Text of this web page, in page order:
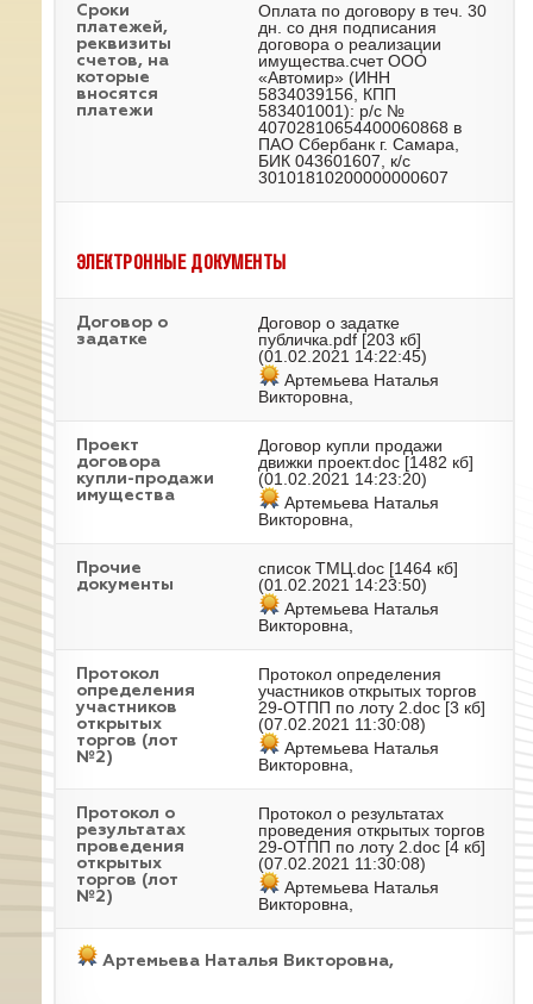
Сроки
платежей,
реквизиты
счетов, на
которые
вносятся
платежи
Оплата по договору в теч. 30
дн. со дня подписания
договора о реализации
имущества.счет ООО
«Автомир» (ИНН
5834039156, КПП
583401001): р/с №
40702810654400060868 в
ПАО Сбербанк г. Самара,
БИК 043601607, к/с
30101810200000000607
ЭЛЕКТРОННЫЕ ДОКУМЕНТЫ
Договор о
задатке
Договор о задатке
публичка.pdf [203 кб]
(01.02.2021 14:22:45)
Артемьева Наталья
Викторовна,
Проект
договора
купли-продажи
имущества
Договор купли продажи
движки проект.doc [1482 кб]
(01.02.2021 14:23:20)
Артемьева Наталья
Викторовна,
Прочие
документы
список ТМЦ.doc [1464 кб]
(01.02.2021 14:23:50)
Артемьева Наталья
Викторовна,
Протокол
определения
участников
открытых
торгов (лот
№2)
Протокол определения
участников открытых торгов
29-ОТПП по лоту 2.doc [3 кб]
(07.02.2021 11:30:08)
Артемьева Наталья
Викторовна,
Протокол о
результатах
проведения
открытых
торгов (лот
№2)
Протокол о результатах
проведения открытых торгов
29-ОТПП по лоту 2.doc [4 кб]
(07.02.2021 11:30:08)
Артемьева Наталья
Викторовна,
Артемьева Наталья Викторовна,